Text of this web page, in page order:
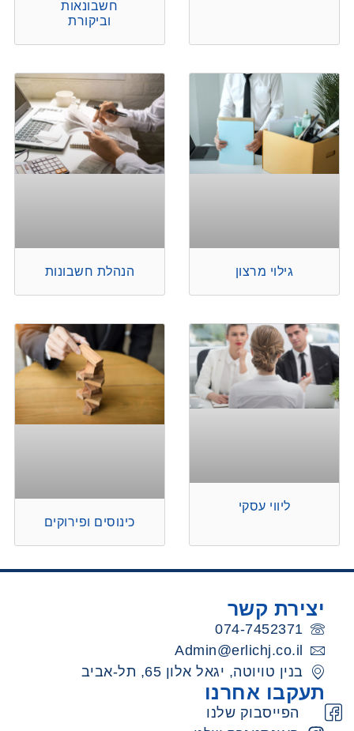
חשבונאות
וביקורת
גילוי מרצון הנהלת חשבונות
ליווי עסקי
כינוסים ופירוקים
יצירת קשר
074-7452371
Admin@erlichj.co.il
בנין טויוטה, יגאל אלון 65, תל-אביב
תעקבו אחרנו
הפייסבוק שלנו